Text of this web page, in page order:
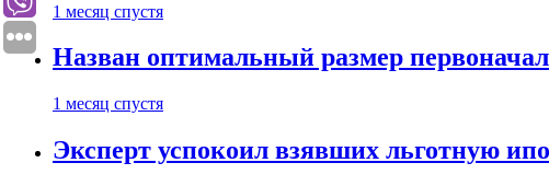
1 месяц спустя
Назван оптимальный размер
1 месяц спустя
Эксперт успокоил взявших льготную